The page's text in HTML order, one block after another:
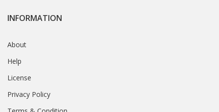
INFORMATION
About
Help
License
Privacy Policy